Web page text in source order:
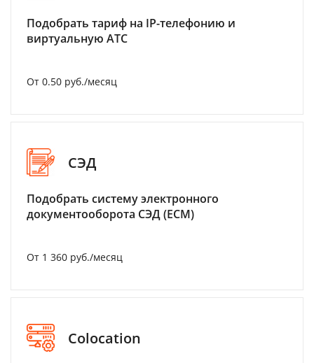
Подобрать тариф на IP-телефонию и
виртуальную АТС
От 0.50 руб./месяц
СЭД
Подобрать систему электронного
документооборота СЭД (ECM)
От 1 360 руб./месяц
Colocation